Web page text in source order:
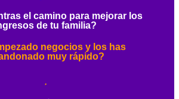
el camino para mejorar los
de tu familia?
negocios y los has
muy rápido?